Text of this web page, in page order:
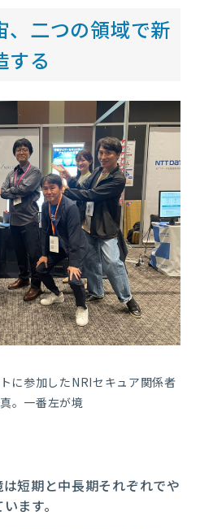
、二つの領域で新
する
に参加したNRIセキュア関係者
。一番左が境
短期と中長期それぞれでや
ます。